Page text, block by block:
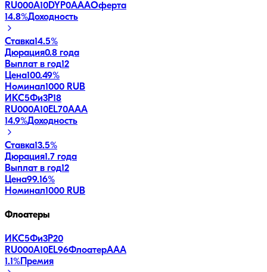
RU000A10DYP0AAAОферта
14.8%Доходность
Ставка14.5%
Дюрация0.8 года
Выплат в год12
Цена100.49%
Номинал1000 RUB
ИКС5Фи3P18
RU000A10EL70AAA
14.9%Доходность
Ставка13.5%
Дюрация1.7 года
Выплат в год12
Цена99.16%
Номинал1000 RUB
Флоатеры
ИКС5Фи3P20
RU000A10EL96ФлоатерAAA
1.1% Премия